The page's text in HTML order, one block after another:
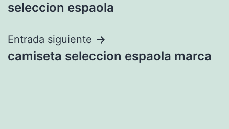
seleccion espaola
Entrada siguiente
camiseta seleccion espaola marca